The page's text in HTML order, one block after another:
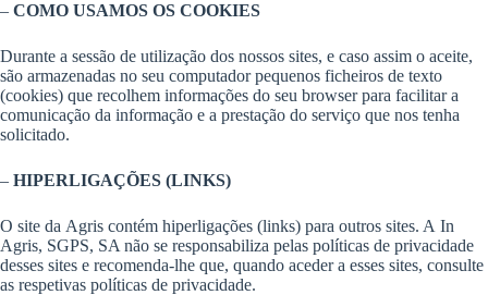
– COMO USAMOS OS COOKIES
Durante a sessão de utilização dos nossos sites, e caso assim o aceite,
são armazenadas no seu computador pequenos ficheiros de texto
(cookies) que recolhem informações do seu browser para facilitar a
comunicação da informação e a prestação do serviço que nos tenha
solicitado.
– HIPERLIGAÇÕES (LINKS)
O site da Agris contém hiperligações (links) para outros sites. A In
Agris, SGPS, SA não se responsabiliza pelas políticas de privacidade
desses sites e recomenda-lhe que, quando aceder a esses sites, consulte
as respetivas políticas de privacidade.